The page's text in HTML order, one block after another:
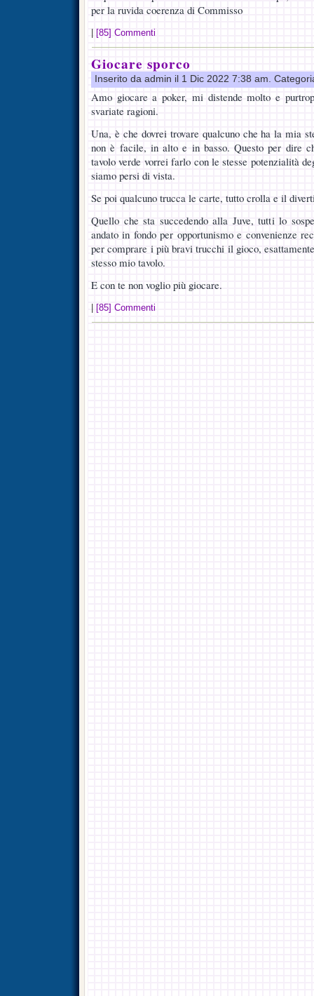
per la ruvida coerenza di Commisso
[85] Commenti
Giocare sporco
Inserito da admin il 1 Dic 2022 7:38 am.
Amo giocare a poker, mi distende molto e
svariate ragioni.
Una, è che dovrei trovare qualcuno che ha la mia
non è facile, in alto e in basso. Questo per dire
tavolo verde vorrei farlo con le stesse potenzialità
siamo persi di vista.
Se poi qualcuno trucca le carte, tutto crolla e il
Quello che sta succedendo alla Juve, tutti lo
andato in fondo per opportunismo e convenienze
per comprare i più bravi trucchi il gioco,
stesso mio tavolo.
E con te non voglio più giocare.
[85] Commenti